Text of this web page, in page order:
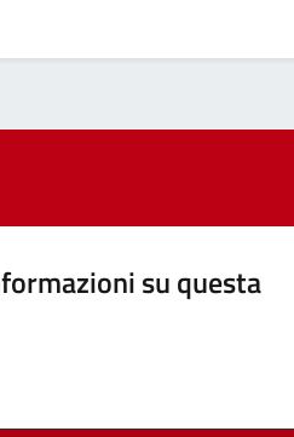
su questa